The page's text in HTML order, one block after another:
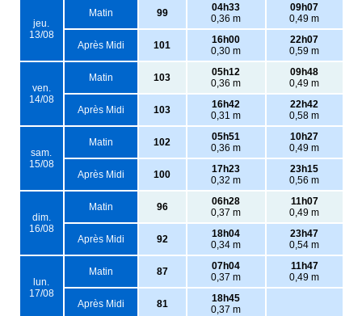
jeu.
13/08
Matin 99
04h33
0,36 m
09h07
0,49 m
Après Midi 101
16h00
0,30 m
22h07
0,59 m
ven.
14/08
Matin 103
05h12
0,36 m
09h48
0,49 m
Après Midi 103
16h42
0,31 m
22h42
0,58 m
sam.
15/08
Matin 102
05h51
0,36 m
10h27
0,49 m
Après Midi 100
17h23
0,32 m
23h15
0,56 m
dim.
16/08
Matin 96
06h28
0,37 m
11h07
0,49 m
Après Midi 92
18h04
0,34 m
23h47
0,54 m
lun.
17/08
Matin 87
07h04
0,37 m
11h47
0,49 m
Après Midi 81
18h45
0,37 m